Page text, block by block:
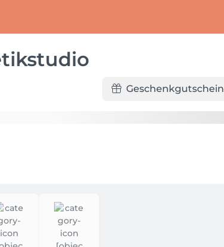
Geschenkgutschein